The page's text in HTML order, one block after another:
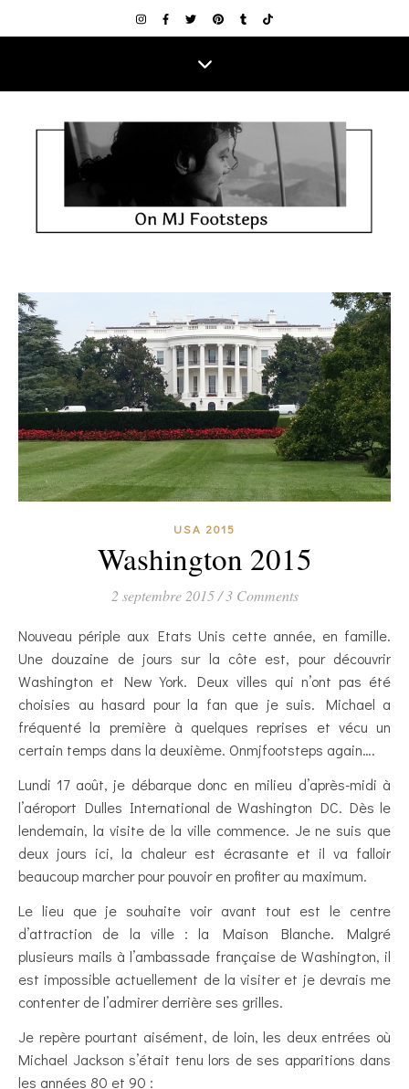
USA 2015
Washington 2015
2 septembre 2015/ 3 Comments
Nouveau périple aux Etats Unis cette année, en famille.
Une douzaine de jours sur la côte est, pour découvrir
Washington et New York. Deux villes qui n’ont pas été
choisies au hasard pour la fan que je suis. Michael a
fréquenté la première à quelques reprises et vécu un
certain temps dans la deuxième. Onmjfootsteps again….
Lundi 17 août, je débarque donc en milieu d’après-midi à
l’aéroport Dulles International de Washington DC. Dès le
lendemain, la visite de la ville commence. Je ne suis que
deux jours ici, la chaleur est écrasante et il va falloir
beaucoup marcher pour pouvoir en profiter au maximum.
Le lieu que je souhaite voir avant tout est le centre
d’attraction de la ville : la Maison Blanche. Malgré
plusieurs mails à l’ambassade française de Washington, il
est impossible actuellement de la visiter et je devrais me
contenter de l’admirer derrière ses grilles.
Je repère pourtant aisément, de loin, les deux entrées où
Michael Jackson s’était tenu lors de ses apparitions dans
les années 80 et 90 :